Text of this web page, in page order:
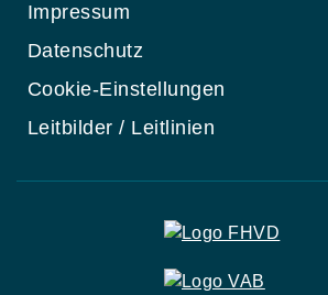
Impressum
Datenschutz
Cookie-Einstellungen
Leitbilder / Leitlinien